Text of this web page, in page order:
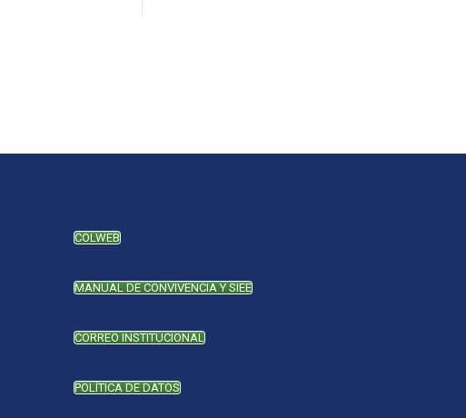
COLWEB
MANUAL DE CONVIVENCIA Y SIEE
CORREO INSTITUCIONAL
POLÍTICA DE DATOS